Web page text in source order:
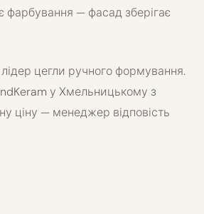
фарбування — фасад зберігає
цегли ручного формування.
у Хмельницькому з
ціну — менеджер відповість